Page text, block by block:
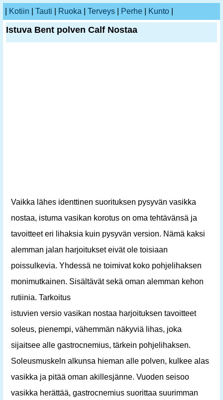
Kotiin Tauti Ruoka Terveys Perhe Kunto
Istuva Bent polven Calf Nostaa
Vaikka lähes identtinen suorituksen pysyvän vasikka
nostaa, istuma vasikan korotus on oma tehtävänsä ja
tavoitteet eri lihaksia kuin pysyvän version. Nämä kaksi
alemman jalan harjoitukset eivät ole toisiaan
poissulkevia. Yhdessä ne toimivat koko pohjelihaksen
monimutkainen. Sisältävät sekä oman alemman kehon
rutiinia. Tarkoitus
istuvien versio vasikan nostaa harjoituksen tavoitteet
soleus, pienempi, vähemmän näkyviä lihas, joka
sijaitsee alle gastrocnemius, tärkein pohjelihaksen.
Soleusmuskeln alkunsa hieman alle polven, kulkee alas
vasikka ja pitää oman akillesjänne. Vuoden seisoo
vasikka herättää, gastrocnemius suorittaa suurimman